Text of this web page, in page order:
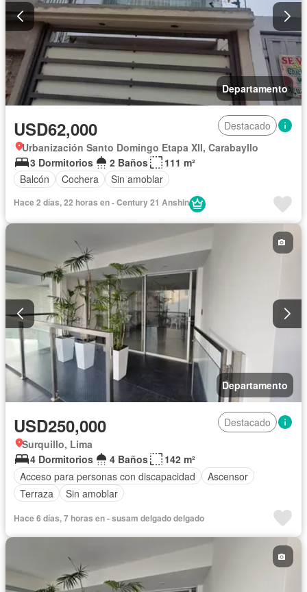
Departamento
USD62,000
Destacado
Urbanización Santo Domingo Etapa XII, Carabayllo
3 Dormitorios
2 Baños
111 m²
Balcón
Cochera Sin amoblar
Hace 2 días, 22 horas en - Century 21 Anshin
Departamento
USD250,000
Destacado
Surquillo, Lima
4 Dormitorios
4 Baños
142 m²
Acceso para personas con discapacidad
Ascensor
Terraza
Sin amoblar
Hace 6 días, 7 horas en - susam delgado delgado